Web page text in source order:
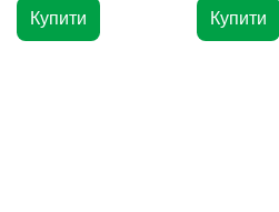
для польових умов
(одноразовий душ)
Купити
рушник + 50 мл
для польових
Купити